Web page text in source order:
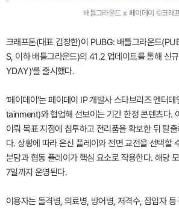
배틀그라운드 x 페이데이 ©크래
크래프톤(대표 김창한)이 PUBG: 배틀그라운드
S, 이하 배틀그라운드)의 41.2 업데이트를 통해 신
YDAY)’를 출시했다.
‘페이데이’는 페이데이 IP 개발사 스타브리즈 엔터
tainment)와 협업해 선보이는 기간 한정 콘텐츠다.
이뤄 목표 지점에 침투하고 전리품을 확보한 뒤 탈
다. 상황에 따라 은신 플레이와 전면 교전을 선택할
분담과 협동 플레이가 핵심 요소로 작용한다. 해당
7일까지 운영된다.
이용자는 돌격병, 의료병, 방어병, 저격수, 잠입자